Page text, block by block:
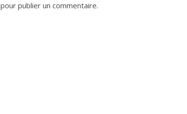
pour publier un commentaire.